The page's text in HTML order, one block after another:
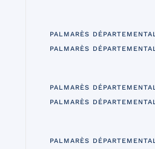
PALMARÈS
PALMARÈS
PALMARÈS
PALMARÈS
PALMARÈS